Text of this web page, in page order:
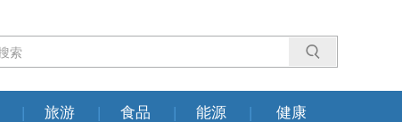
| 旅游 | 食品 | 能源 | 健康